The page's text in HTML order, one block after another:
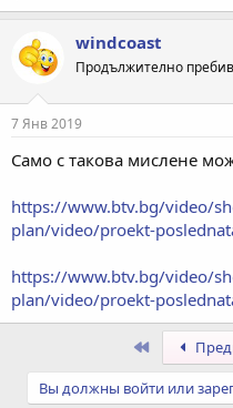
windcoast
Продължително
7 Янв 2019
Само с такова мислене
https://www.btv.bg/video/
plan/video/proekt-
https://www.btv.bg/video/
plan/video/proekt-
Первый
Вы должны войти или